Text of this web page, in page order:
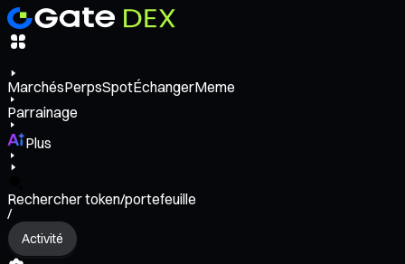
MarchésPerpsSpotÉchangerMeme
Parrainage
Plus
Rechercher token/portefeuille
/
Activité